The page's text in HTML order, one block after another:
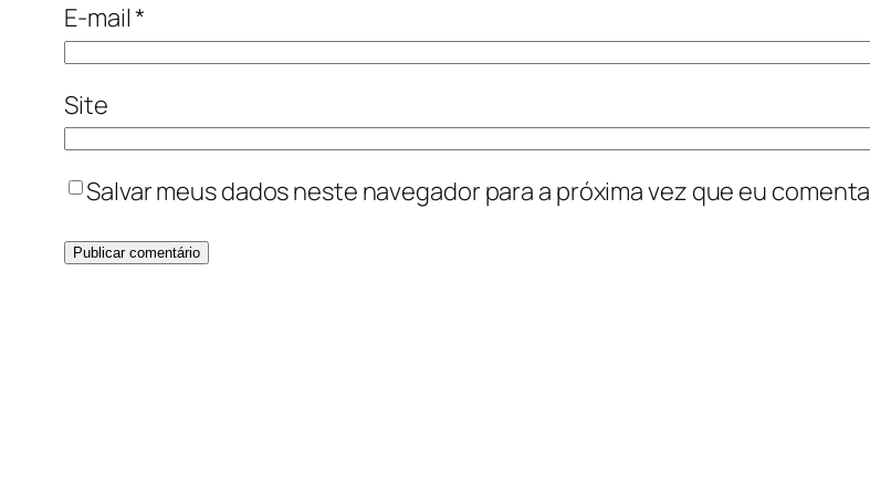
E-mail*
Site
Salvar meus dados neste navegador para a próxima vez que eu